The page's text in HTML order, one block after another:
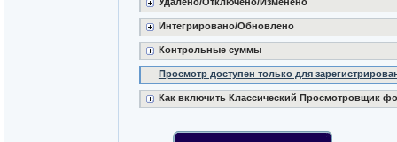
Интегрировано/Обновлено
Контрольные суммы
Просмотр доступен только для
Как включить Классический Просмотровщик